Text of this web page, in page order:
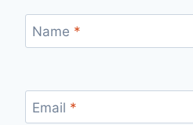
Name *
Email *